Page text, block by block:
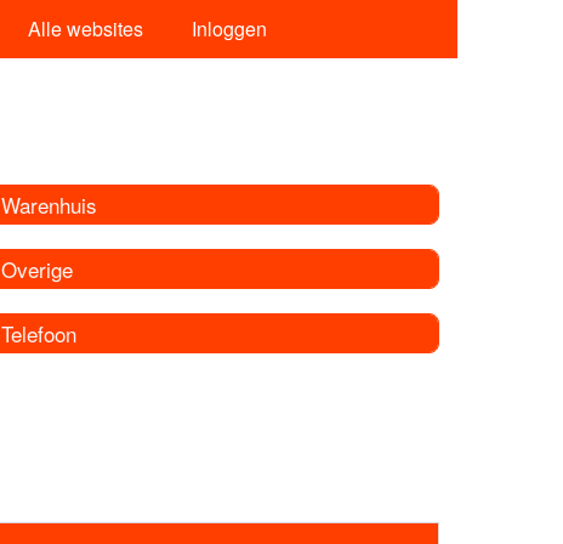
Alle websites Inloggen
Warenhuis
Overige
Telefoon